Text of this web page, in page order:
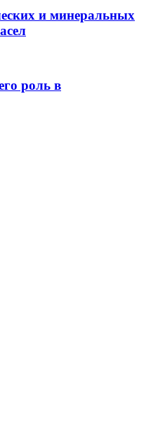
и минеральных
роль в